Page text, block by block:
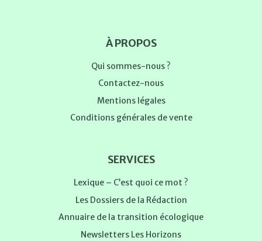
À PROPOS
Qui sommes-nous ?
Contactez-nous
Mentions légales
Conditions générales de vente
SERVICES
Lexique – C’est quoi ce mot ?
Les Dossiers de la Rédaction
Annuaire de la transition écologique
Newsletters Les Horizons